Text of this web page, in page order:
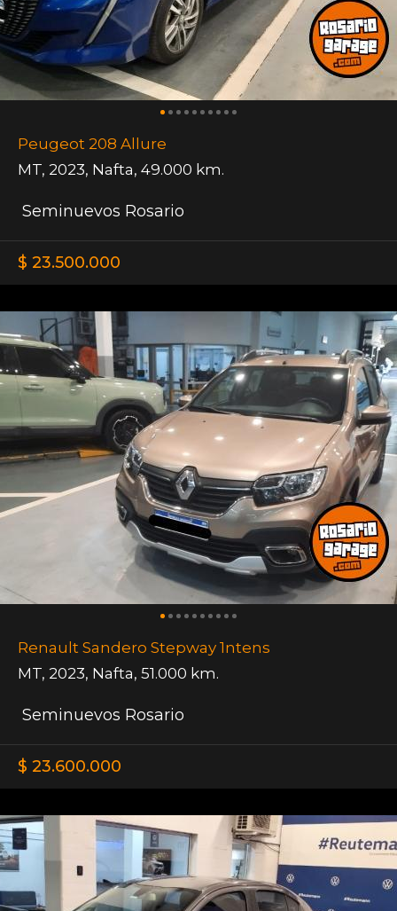
Peugeot 208 Allure
MT, 2023, Nafta, 49.000 km.
Seminuevos Rosario
$ 23.500.000
Renault Sandero Stepway 1ntens
MT, 2023, Nafta, 51.000 km.
Seminuevos Rosario
$ 23.600.000